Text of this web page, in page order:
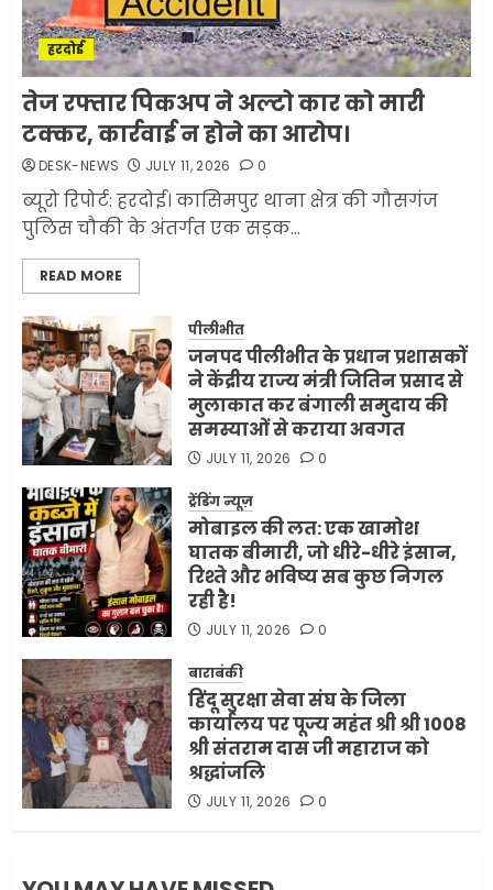
1 JULY 11, 2026
मलबों से ईरान ने सुरक्षित बरामद
कर ली करीब 1000 से ज्यादा
मिसाइलें
JUNE 1, 2026
3
व्यवहार क्यों?
JUNE 1, 2026 0
4
अमेरिका ने फिर से ईरान को युद्ध
समाप्त करने के लिए भेजी अपनी 5
MAY 18, 2026
5
भारत-अमेरिका व्यापार समझौता
ट्रंप ने किया एलान
FEBRUARY 3, 2026
हरदोई
तेज रफ्तार पिकअप ने अल्टो कार को मारी
टक्कर, कार्रवाई न होने का आरोप।
DESK-NEWS JULY 11, 2026 0
ब्यूरो रिपोर्ट: हरदोई। कासिमपुर थाना क्षेत्र की गौसगंज
पुलिस चौकी के अंतर्गत एक सड़क...
READ MORE
पीलीभीत
जनपद पीलीभीत के प्रधान प्रशासकों
ने केंद्रीय राज्य मंत्री जितिन प्रसाद से
मुलाकात कर बंगाली समुदाय की
समस्याओं से कराया अवगत
JULY 11, 2026 0
ट्रेंडिंग न्यूज़
मोबाइल की लत: एक खामोश
घातक बीमारी, जो धीरे-धीरे इंसान,
रिश्ते और भविष्य सब कुछ निगल
रही है!
JULY 11, 2026 0
बाराबंकी
हिंदू सुरक्षा सेवा संघ के जिला
कार्यालय पर पूज्य महंत श्री श्री 1008
श्री संतराम दास जी महाराज को
श्रद्धांजलि
JULY 11, 2026 0